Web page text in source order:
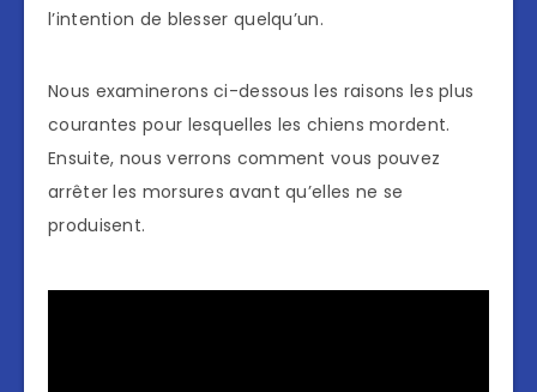
l’intention de blesser quelqu’un.
Nous examinerons ci-dessous les raisons les plus
courantes pour lesquelles les chiens mordent.
Ensuite, nous verrons comment vous pouvez
arrêter les morsures avant qu’elles ne se
produisent.